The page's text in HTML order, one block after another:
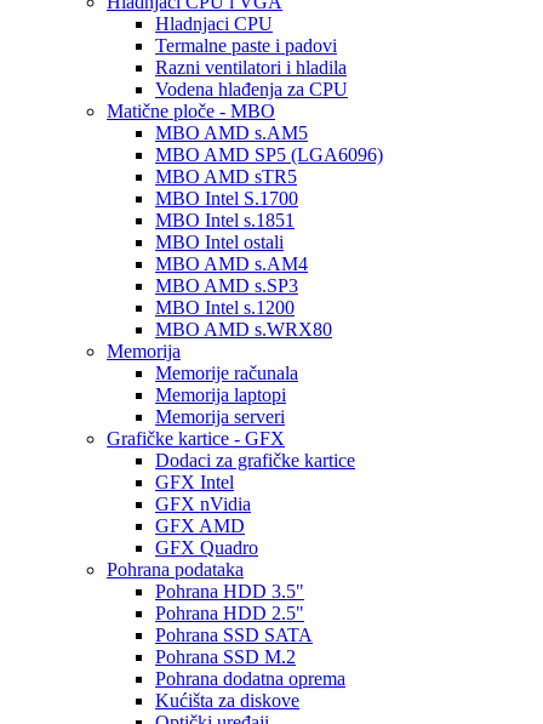
Hladnjaci CPU
Termalne paste i padovi
Razni ventilatori i hladila
Vodena hlađenja za CPU
Matične ploče - MBO
MBO AMD s.AM5
MBO AMD SP5 (LGA6096)
MBO AMD sTR5
MBO Intel S.1700
MBO Intel s.1851
MBO Intel ostali
MBO AMD s.AM4
MBO AMD s.SP3
MBO Intel s.1200
MBO AMD s.WRX80
Memorija
Memorije računala
Memorija laptopi
Memorija serveri
Grafičke kartice - GFX
Dodaci za grafičke kartice
GFX Intel
GFX nVidia
GFX AMD
GFX Quadro
Pohrana podataka
Pohrana HDD 3.5"
Pohrana HDD 2.5"
Pohrana SSD SATA
Pohrana SSD M.2
Pohrana dodatna oprema
Kućišta za diskove